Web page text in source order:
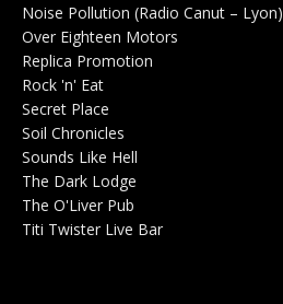
Noise Pollution (Radio Canut – Lyon)
Over Eighteen Motors
Replica Promotion
Rock 'n' Eat
Secret Place
Soil Chronicles
Sounds Like Hell
The Dark Lodge
The O'Liver Pub
Titi Twister Live Bar